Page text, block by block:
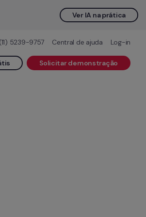
Ver IA na prática
5239-9757 Central de ajuda Log-in
Solicitar demonstração